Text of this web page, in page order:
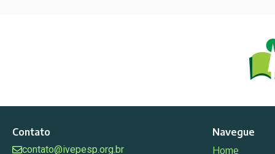
Contato
contato@ivepesp.org.br
Navegue
Home